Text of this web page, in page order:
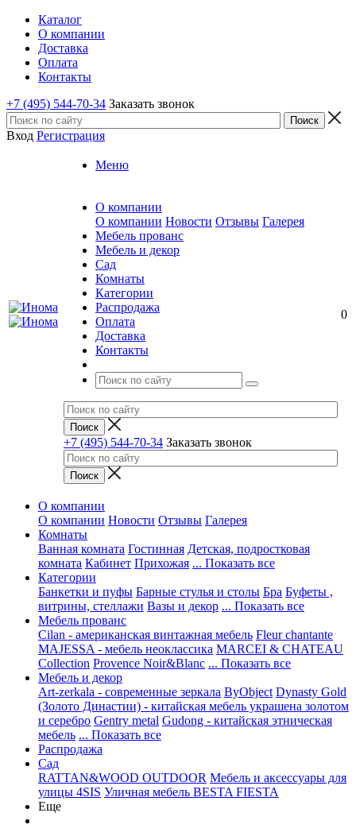
Каталог
О компании
Доставка
Оплата
Контакты
+7 (495) 544-70-34 Заказать звонок
Вход Регистрация
Меню
О компании
О компании Новости Отзывы Галерея
Мебель прованс
Мебель и декор
Сад
Комнаты
Категории
Распродажа
Оплата
Доставка
Контакты
+7 (495) 544-70-34 Заказать звонок
0
О компании
О компании Новости Отзывы Галерея
Комнаты
Ванная комната Гостинная Детская, подростковая
комната Кабинет Прихожая ... Показать все
Категории
Банкетки и пуфы Барные стулья и столы Бра Буфеты ,
витрины, стеллажи Вазы и декор ... Показать все
Мебель прованс
Cilan - американская винтажная мебель Fleur chantante
MAJESSA - мебель неоклассика MARCEI & CHATEAU
Collection Provence Noir&Blanc ... Показать все
Мебель и декор
Art-zerkala - современные зеркала ByObject Dynasty Gold
(Золото Династии) - китайская мебель украшена золотом
и серебро Gentry metal Gudong - китайская этническая
мебель ... Показать все
Распродажа
Сад
RATTAN&WOOD OUTDOOR Мебель и аксессуары для
улицы 4SIS Уличная мебель BESTA FIESTA
Еще